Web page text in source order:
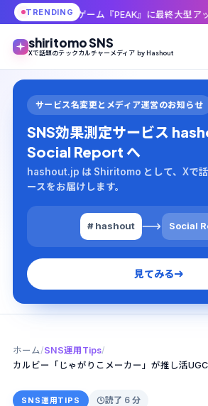
TRENDING
ム『PEAK』に最終大型アップデート「THE
shiritomo SNS
Xで話題のテックカルチャーメディア by Hashout
サービス名変更とメディア運営のお知らせ
SNS効果測定サービス
Social Report へ
hashout.jp は Shiritomo として、Xで
ースをお届けします。
# hashout Social
見てみる
ホーム /SNS運用Tips/
SNS運用TIPS 読了 6 分